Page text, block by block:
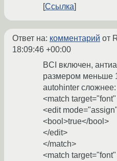
Ссылка
Ответ на: комментарий от
18:09:46 +00:00
BCI включен,
размером меньше
autohinter сложнее:
<match
<edit
<bool>true</bool>
</edit>
</match>
<match